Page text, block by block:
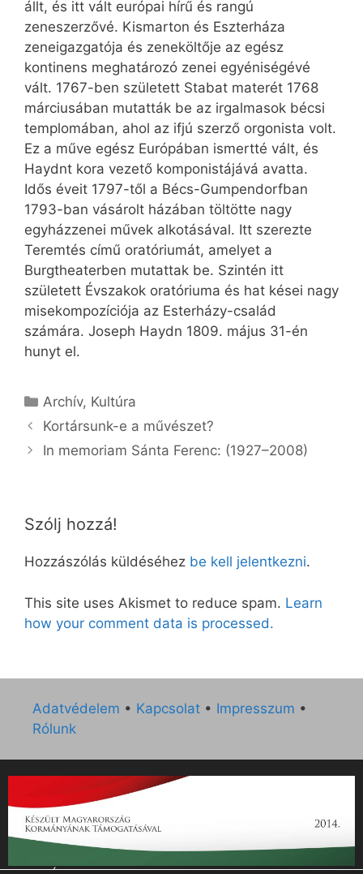
állt, és itt vált európai hírű és rangú
zeneszerzővé. Kismarton és Eszterháza
zeneigazgatója és zeneköltője az egész
kontinens meghatározó zenei egyéniségévé
vált. 1767-ben született Stabat materét 1768
márciusában mutatták be az irgalmasok bécsi
templomában, ahol az ifjú szerző orgonista volt.
Ez a műve egész Európában ismertté vált, és
Haydnt kora vezető komponistájává avatta.
Idős éveit 1797-től a Bécs-Gumpendorfban
1793-ban vásárolt házában töltötte nagy
egyházzenei művek alkotásával. Itt szerezte
Teremtés című oratóriumát, amelyet a
Burgtheaterben mutattak be. Szintén itt
született Évszakok oratóriuma és hat kései nagy
misekompozíciója az Esterházy-család
számára. Joseph Haydn 1809. május 31-én
hunyt el.
Kategória
Archív, Kultúra
Kortársunk-e a művészet?
In memoriam Sánta Ferenc: (1927–2008)
Szólj hozzá!
Hozzászólás küldéséhez be kell jelentkezni.
This site uses Akismet to reduce spam. Learn
how your comment data is processed.
Adatvédelem • Kapcsolat • Impresszum •
Rólunk